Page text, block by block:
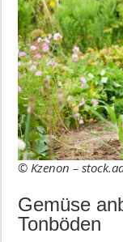
© Kzenon –
Gemüse
Tonböden